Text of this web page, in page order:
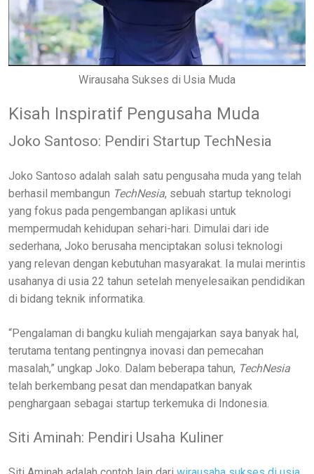
Wirausaha Sukses di Usia Muda
Kisah Inspiratif Pengusaha Muda
Joko Santoso: Pendiri Startup TechNesia
Joko Santoso adalah salah satu pengusaha muda yang telah
berhasil membangun TechNesia, sebuah startup teknologi
yang fokus pada pengembangan aplikasi untuk
mempermudah kehidupan sehari-hari. Dimulai dari ide
sederhana, Joko berusaha menciptakan solusi teknologi
yang relevan dengan kebutuhan masyarakat. Ia mulai merintis
usahanya di usia 22 tahun setelah menyelesaikan pendidikan
di bidang teknik informatika.
“Pengalaman di bangku kuliah mengajarkan saya banyak hal,
terutama tentang pentingnya inovasi dan pemecahan
masalah,” ungkap Joko. Dalam beberapa tahun, TechNesia
telah berkembang pesat dan mendapatkan banyak
penghargaan sebagai startup terkemuka di Indonesia.
Siti Aminah: Pendiri Usaha Kuliner